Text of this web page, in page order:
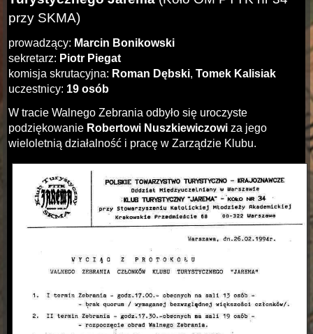
przy SKMA)
prowadzący: Marcin Bonikowski
sekretarz: Piotr Piegat
komisja skrutacyjna: Roman Dębski,Tomek Kalisiak
uczestnicy: 19 osób
W tracie Walnego Zebrania odbyło się uroczyste
podziękowanie Robertowi Nuszkiewiczowi za jego
wieloletnią działalność i pracę w Zarządzie Klubu.